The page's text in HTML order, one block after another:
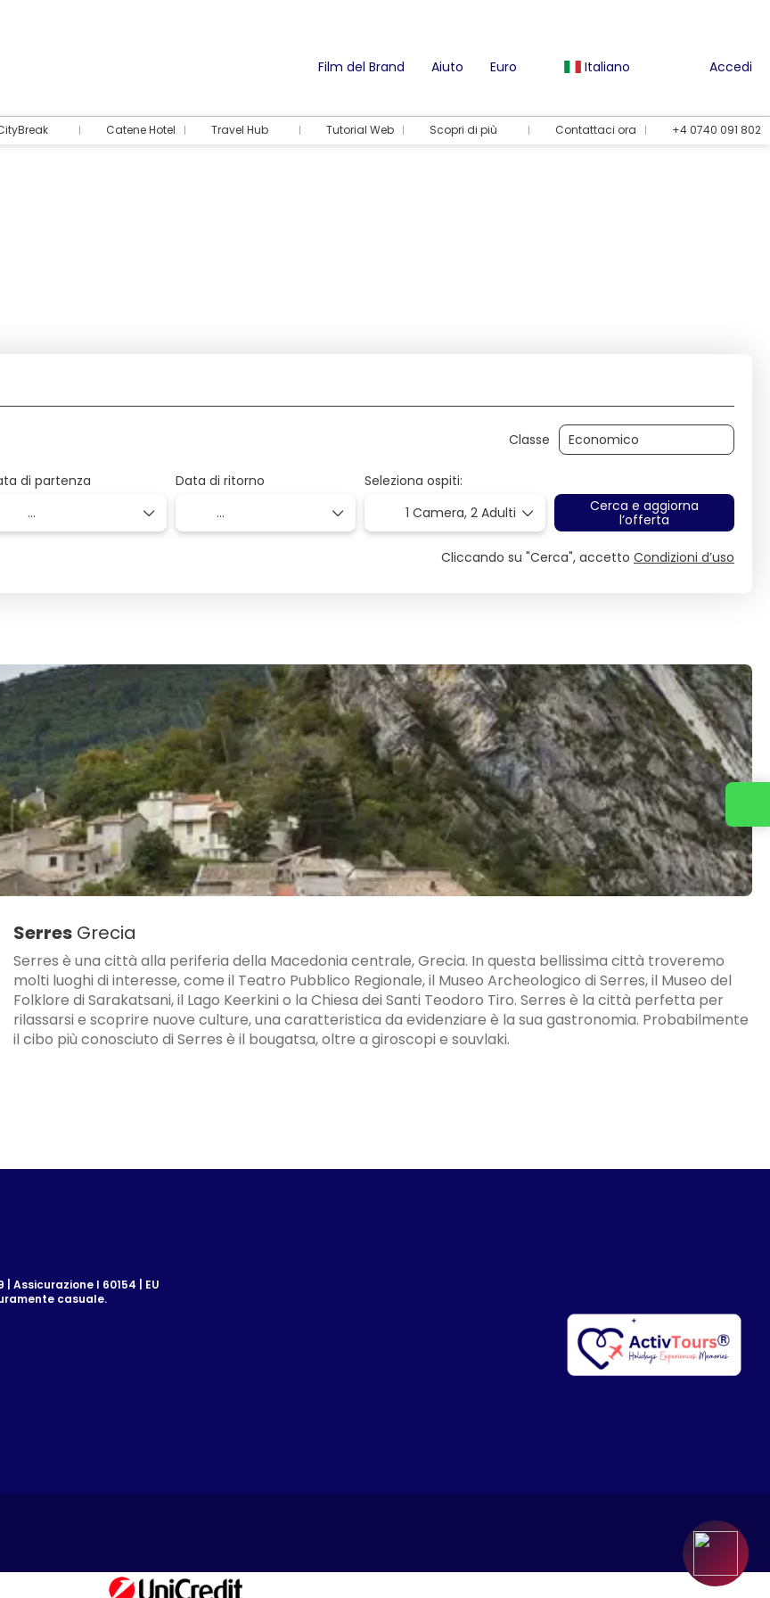
Film del Brand Aiuto Euro Italiano Accedi
Catene Hotel Travel Hub Tutorial Web Scopri di più Contattaci ora +4 0740 091 802
Classe
di partenza Data di ritorno
Seleziona ospiti:
1 Camera,2 Adulti
Cerca e aggiorna
l’offerta
Cliccando su "Cerca", accetto Condizioni d’uso
SerresGrecia
Serres è una città alla periferia della Macedonia centrale, Grecia. In questa bellissima città troveremo
molti luoghi di interesse, come il Teatro Pubblico Regionale, il Museo Archeologico di Serres, il Museo del
Folklore di Sarakatsani, il Lago Keerkini o la Chiesa dei Santi Teodoro Tiro. Serres è la città perfetta per
rilassarsi e scoprire nuove culture, una caratteristica da evidenziare è la sua gastronomia. Probabilmente
il cibo più conosciuto di Serres è il bougatsa, oltre a giroscopi e souvlaki.
| Assicurazione I 60154 | EU
casuale.